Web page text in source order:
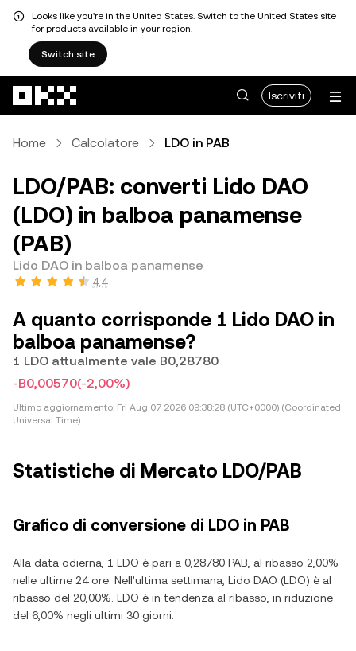
Looks like you're in the United States. Switch to the United States site
for products available in your region.
Switch site
Iscriviti
Home Calcolatore LDO in PAB
LDO/PAB: converti Lido DAO
(LDO) in balboa panamense
(PAB)
Lido DAO in balboa panamense
4,4
A quanto corrisponde 1 Lido DAO in
balboa panamense?
1 LDO attualmente vale B0,28780
-B0,00570(-2,00%)
Ultimo aggiornamento: Fri Aug 07 2026 09:38:28 (UTC+0000) (Coordinated
Universal Time)
Statistiche di Mercato LDO/PAB
Grafico di conversione di LDO in PAB
Alla data odierna, 1 LDO è pari a 0,28780 PAB, al ribasso 2,00%
nelle ultime 24 ore. Nell'ultima settimana, Lido DAO (LDO) è al
ribasso del 20,00%. LDO è in tendenza al ribasso, in riduzione
del 6,00% negli ultimi 30 giorni.